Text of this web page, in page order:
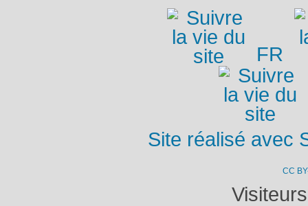
FR
Site réalisé avec
CC